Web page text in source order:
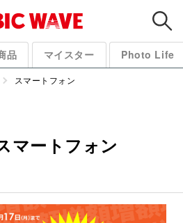
品 マイスター Photo Life
スマートフォン
マートフォン